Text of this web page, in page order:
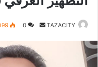
TAZACITY
ل
0